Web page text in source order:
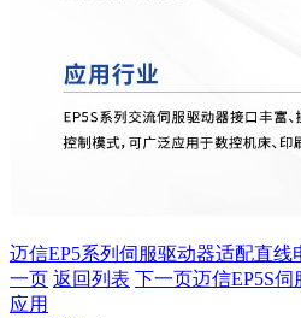
迈信EP5系列伺服驱动器适配直线
一页 返回列表 下一页迈信EP5S
应用